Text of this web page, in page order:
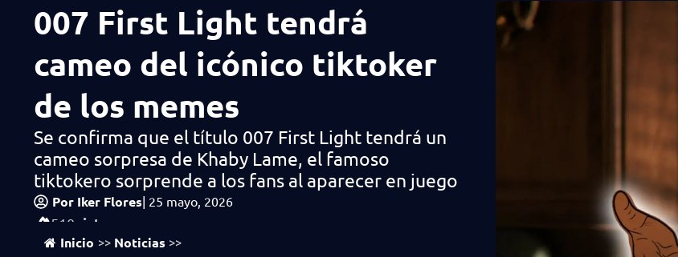
007 First Light tendrá
cameo del icónico tiktoker
de los memes
Se confirma que el título 007 First Light tendrá un
cameo sorpresa de Khaby Lame, el famoso
tiktokero sorprende a los fans al aparecer en juego
Por Iker Flores| 25 mayo, 2026
510 vistas
Inicio >> Noticias >>